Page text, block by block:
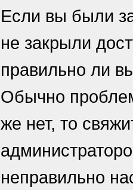
Если вы были
не закрыли
правильно ли
Обычно
же нет, то
неправильно